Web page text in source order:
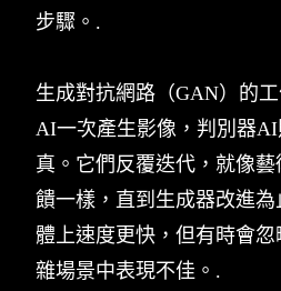
步驟。.
生成對抗網路（GAN）的
AI一次產生影像，判別器
真。它們反覆迭代，就像
饋一樣，直到生成器改進
體上速度更快，但有時會
雜場景中表現不佳。.